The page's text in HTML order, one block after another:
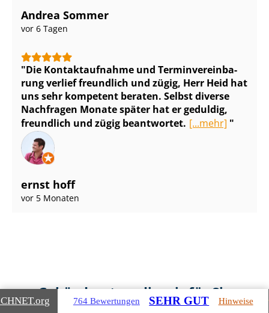
Andrea Sommer
vor 6 Tagen
Die Kontaktaufnahme und Ter­min­ver­ein­ba­
rung verlief freundlich und zügig, Herr Heid hat
uns sehr kompetent beraten. Selbst diverse
Nachfragen Monate später hat er geduldig,
freundlich und zügig beantwortet. [...mehr]
ernst hoff
vor 5 Monaten
Gebäudearten, die wir für Sie
.org 764 Bewertungen SEHR GUT Hinweise